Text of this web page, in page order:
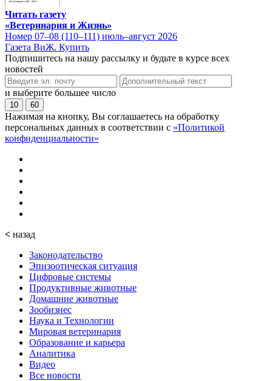
Читать газету
«Ветеринария и Жизнь»
Номер 07–08 (110–111) июль–август 2026
Газета ВиЖ. Купить
Подпишитесь на нашу рассылку и будьте в курсе всех
новостей
и выберите большее число
10 60
Нажимая на кнопку, Вы соглашаетесь на обработку
персональных данных в соответствии с «Политикой
конфиденциальности»
< назад
Законодательство
Эпизоотическая ситуация
Цифровые системы
Продуктивные животные
Домашние животные
Зообизнес
Наука и Технологии
Мировая ветеринария
Образование и карьера
Аналитика
Видео
Все новости